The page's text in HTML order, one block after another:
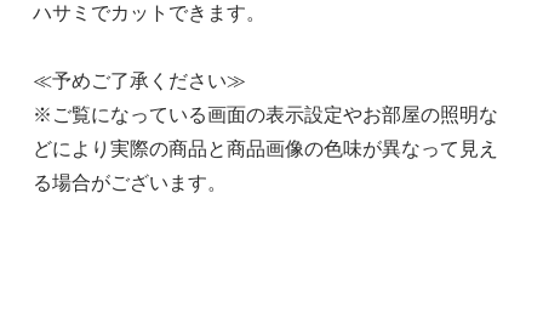
ハサミでカットできます。
≪予めご了承ください≫
※ご覧になっている画面の表示設定やお部屋の照明な
どにより実際の商品と商品画像の色味が異なって見え
る場合がございます。